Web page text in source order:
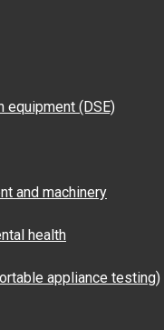
equipment (DSE)
and machinery
health
appliance testing)